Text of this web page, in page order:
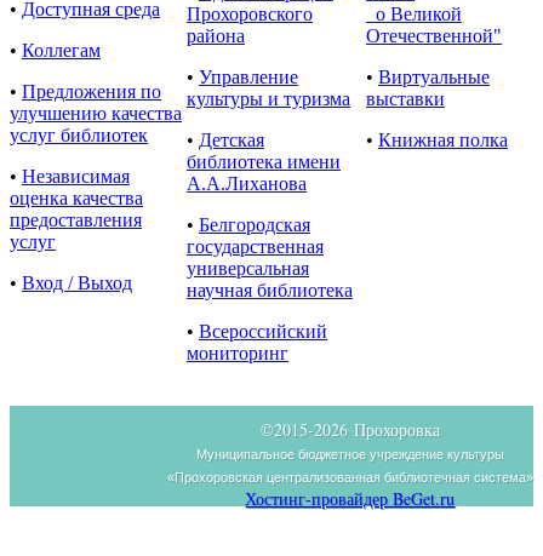
• Доступная среда
• Коллегам
• Предложения по
улучшению качества
услуг библиотек
• Независимая
оценка качества
предоставления
услуг
• Вход / Выход
Прохоровского
района
• Управление
культуры и туризма
• Детская
библиотека имени
А.А.Лиханова
• Белгородская
государственная
универсальная
научная библиотека
• Всероссийский
мониторинг
о Великой
Отечественной"
• Виртуальные
выставки
• Книжная полка
©2015-2026 Прохоровка
Муниципальное бюджетное учреждение культуры
«Прохоровская централизованная библиотечная система»
Хостинг-провайдер BeGet.ru